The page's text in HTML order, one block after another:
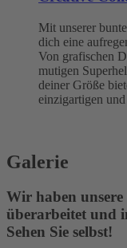
Mit unserer
dich eine
Von grafischen
mutigen
deiner Größe
einzigartigen
Galerie
Wir haben
überarbeitet und
Sehen Sie selbst!